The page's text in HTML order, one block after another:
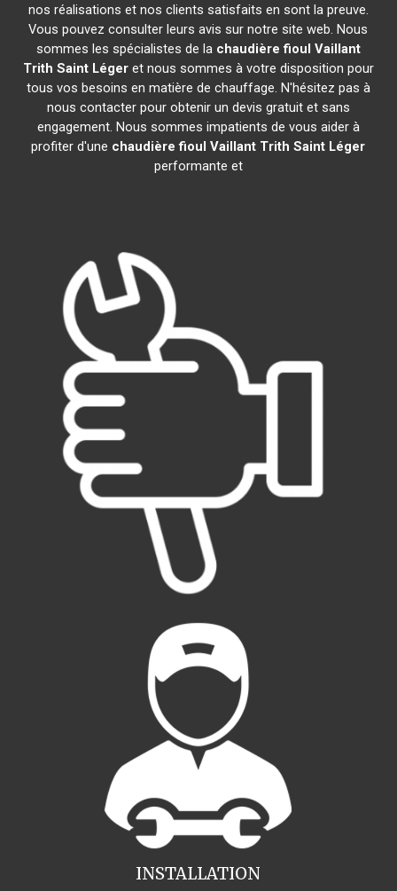
nos réalisations et nos clients satisfaits en sont la preuve.
Vous pouvez consulter leurs avis sur notre site web. Nous
sommes les spécialistes de la chaudière fioul Vaillant
Trith Saint Légeret nous sommes à votre disposition pour
tous vos besoins en matière de chauffage. N'hésitez pas à
nous contacter pour obtenir un devis gratuit et sans
engagement. Nous sommes impatients de vous aider à
profiter d'une chaudière fioul Vaillant Trith Saint Léger
performante et
INSTALLATION